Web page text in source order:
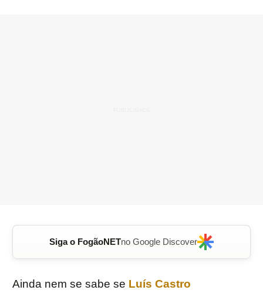
Siga o FogãoNETno Google Discover
Ainda nem se sabe se Luís Castro